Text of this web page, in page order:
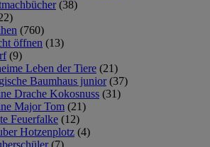
(38)
(760)
öffnen (13)
(9)
Leben der Tiere (21)
Baumhaus junior (37)
Drache Kokosnuss (31)
Major Tom (21)
Feuerfalke (12)
Hotzenplotz (4)
(7)